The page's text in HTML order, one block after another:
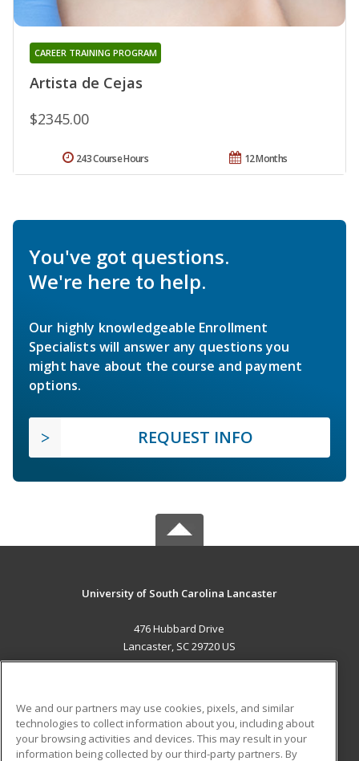
Artista de Cejas
CAREER TRAINING PROGRAM
$2345.00
12 Months
243 Course Hours
You've got questions.
We're here to help.
Our highly knowledgeable Enrollment
Specialists will answer any questions you
might have about the course and payment
options.
REQUEST INFO
University of South Carolina Lancaster
476 Hubbard Drive
Lancaster, SC 29720 US
ADDITIONAL RESOURCES
Military Student Blog
We and our partners may use cookies, pixels, and similar
technologies to collect information about you, including about
your browsing activities and devices. This may result in your
information being collected by our third-party partners. By